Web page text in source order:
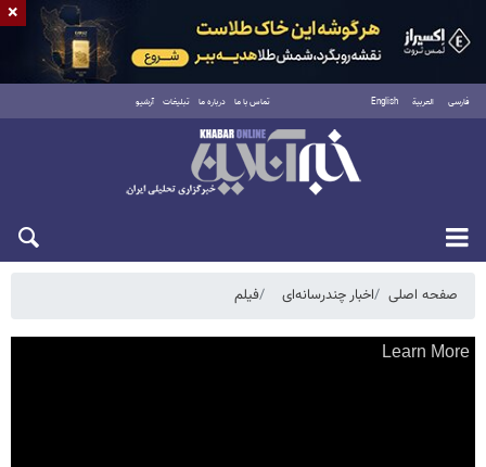
فارسی العربية English تماس با ما درباره ما تبلیغات آرشیو
شنبه ۱۷ مرداد ۱۴۰۵
صفحه اصلی اخبار چندرسانه‌ای فیلم
×